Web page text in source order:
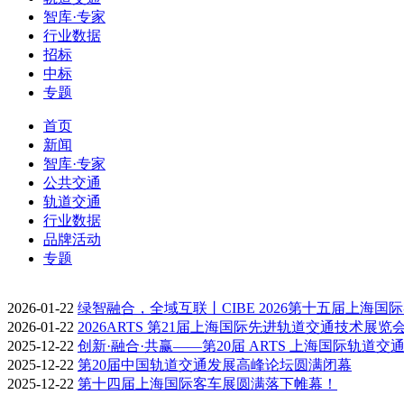
智库·专家
行业数据
招标
中标
专题
首页
新闻
智库·专家
公共交通
轨道交通
行业数据
品牌活动
专题
2026-01-22 绿智融合，全域互联丨CIBE 2026第十五届上海国
2026-01-22 2026ARTS 第21届上海国际先进轨道交通技术展览
2025-12-22 创新·融合·共赢——第20届 ARTS 上海国际轨道交
2025-12-22 第20届中国轨道交通发展高峰论坛圆满闭幕
2025-12-22 第十四届上海国际客车展圆满落下帷幕！